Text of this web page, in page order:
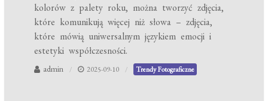
kolorów z palety roku, można tworzyć zdjęcia,
które komunikują więcej niż słowa – zdjęcia,
które mówią uniwersalnym językiem emocji i
estetyki współczesności.
admin 2025-09-10 Trendy Fotograficzne